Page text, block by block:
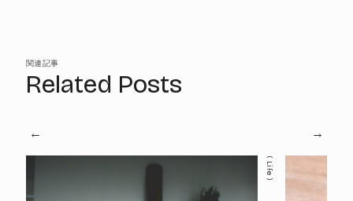
関連記事
Related Posts
Life